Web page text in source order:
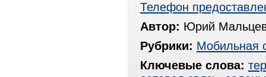
Телефон
Автор: Юрий
Рубрики: Мобильная
Ключевые слова: